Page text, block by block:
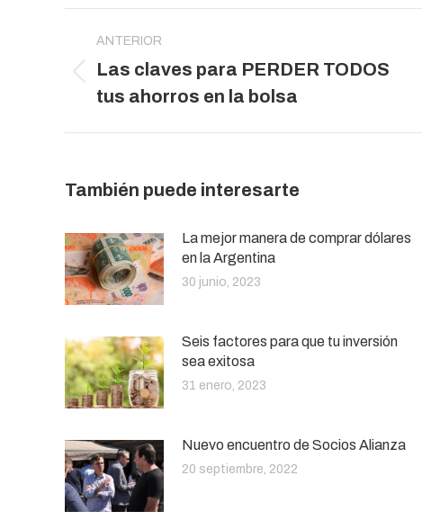
entre
publicaciones
ANTERIOR
Publicación
anterior:
Las claves para PERDER TODOS
tus ahorros en la bolsa
También puede interesarte
La mejor manera de comprar dólares
en la Argentina
30 junio, 2023
Seis factores para que tu inversión
sea exitosa
31 enero, 2023
Nuevo encuentro de Socios Alianza
20 septiembre, 2022